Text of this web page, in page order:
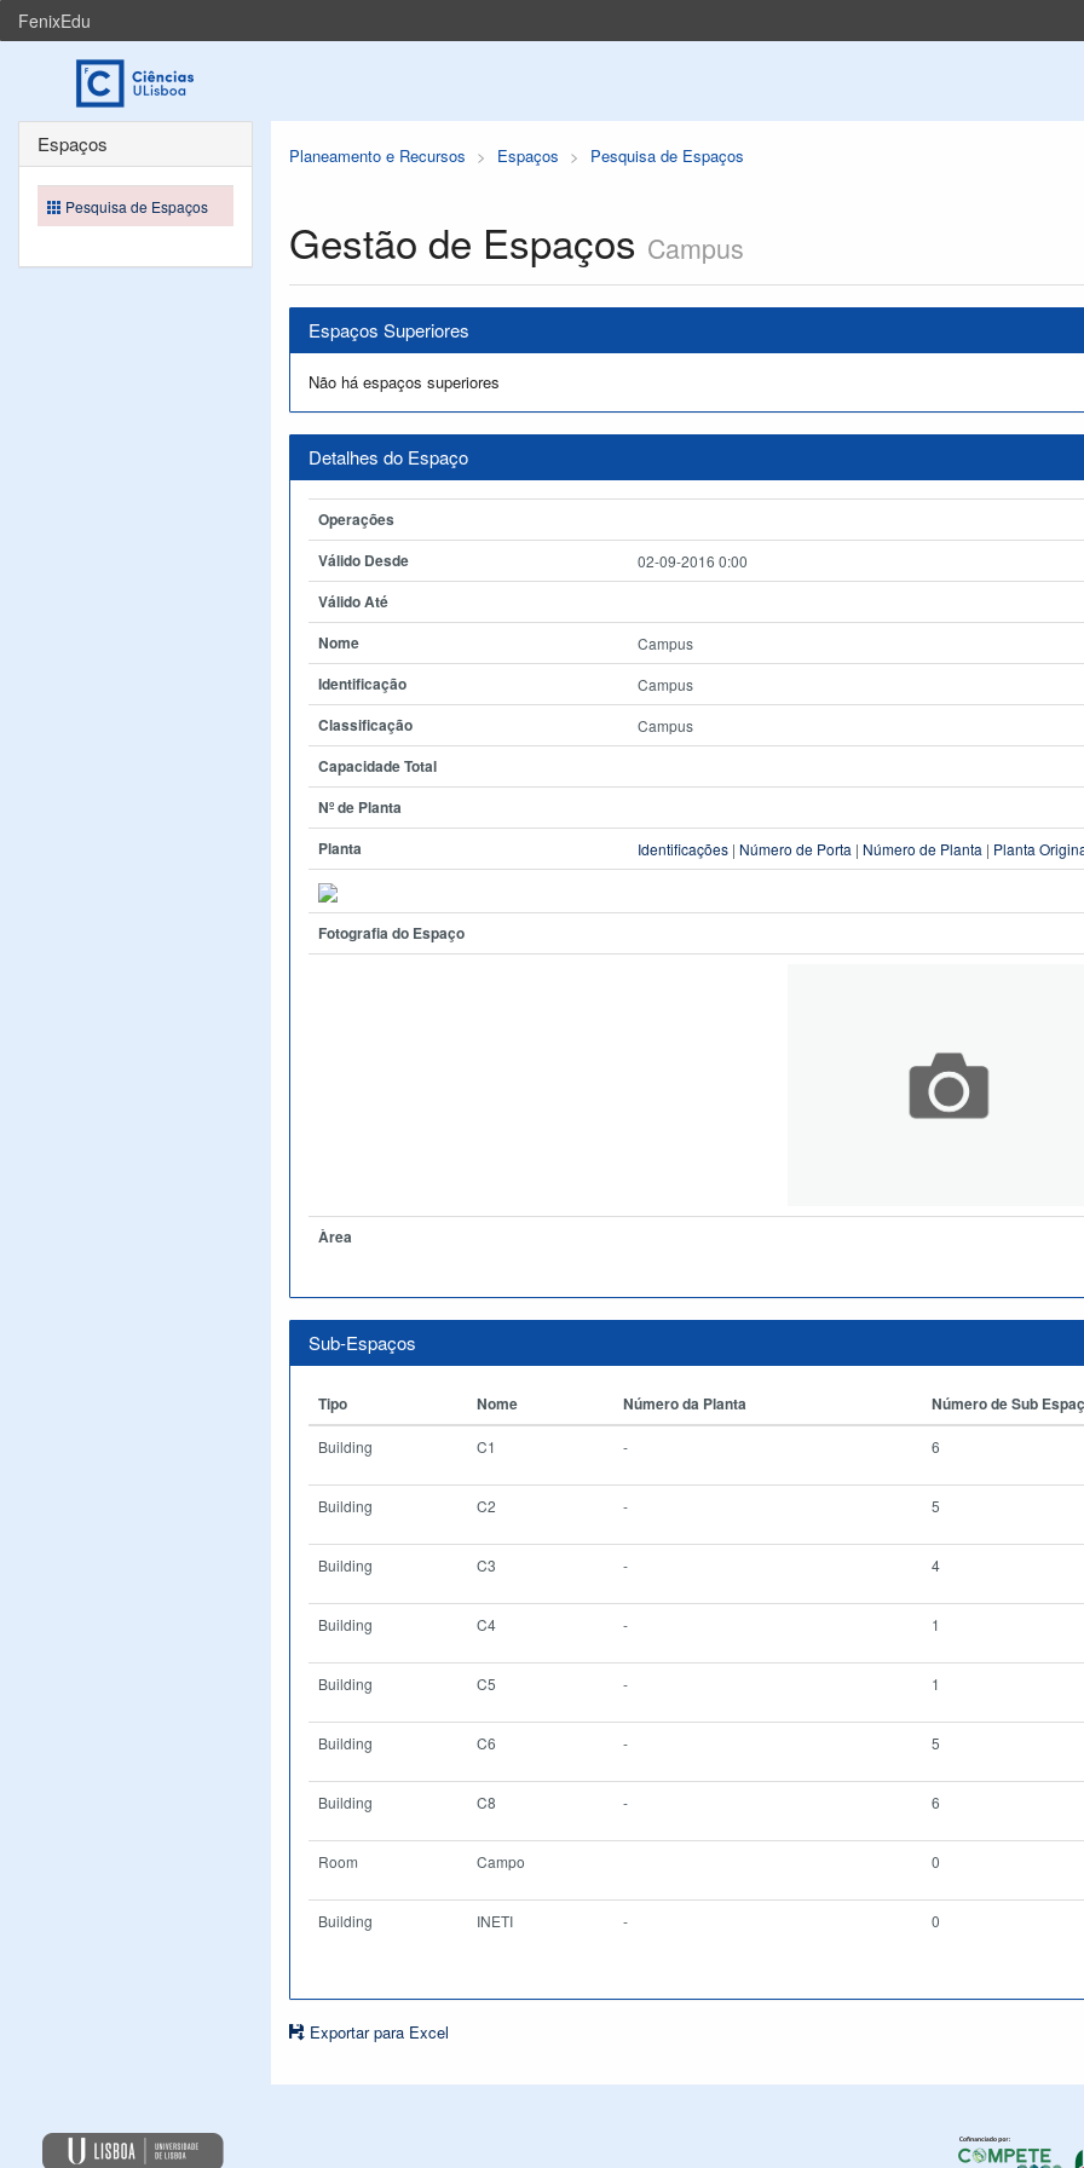
FenixEdu
Planeamento e Recursos Espaços Pesquisa de Espaços
Gestão de Espaços Campus
Espaços Superiores
Não há espaços superiores
Detalhes do Espaço
Operações
Válido Desde
02-09-2016 0:00
Válido Até
Nome
Campus
Identificação Campus
Classificação Campus
Capacidade Total
Nº de Planta
Planta
Identificações | Número de Porta | Número de Planta | Planta
Fotografia do Espaço
Àrea
Sub-Espaços
Tipo Nome Número da Planta Número de Sub
Building C1 - 6
Building C2 - 5
Building C3 - 4
Building C4 - 1
Building C5 - 1
Building C6 - 5
Building C8 - 6
Room Campo 0
Building INETI - 0
Exportar para Excel
Espaços
Pesquisa de Espaços